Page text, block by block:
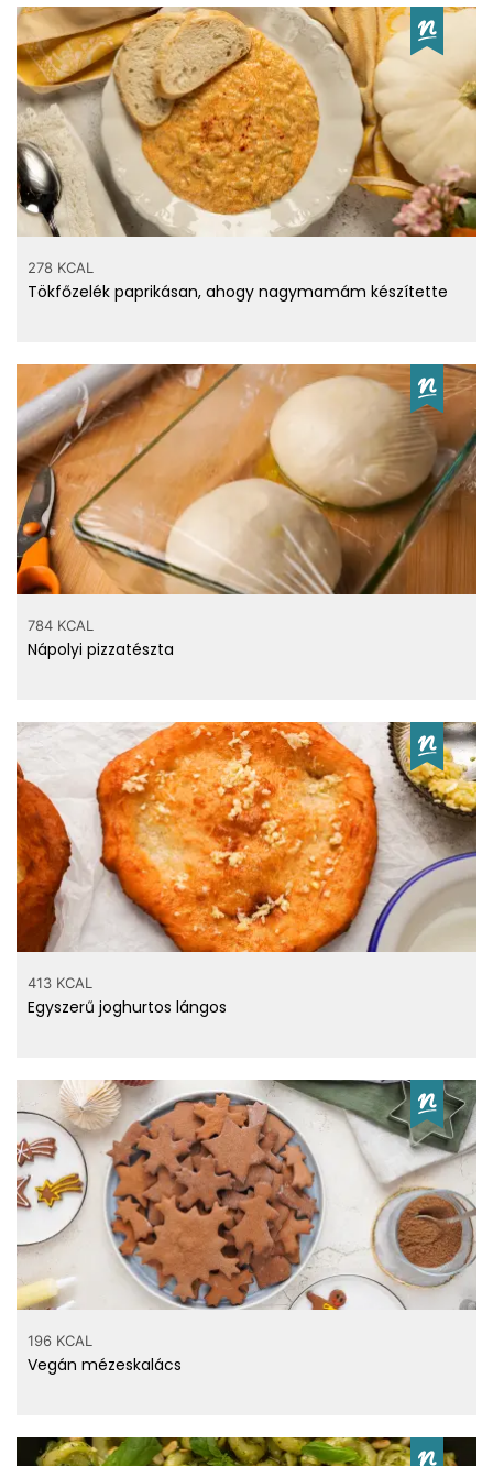
278 KCAL
Tökfőzelék paprikásan, ahogy nagymamám készítette
784 KCAL
Nápolyi pizzatészta
413 KCAL
Egyszerű joghurtos lángos
196 KCAL
Vegán mézeskalács